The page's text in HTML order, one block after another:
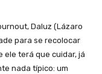
Daluz (Lázaro
para se recolocar
ele terá que cuidar, já
nada típico: um